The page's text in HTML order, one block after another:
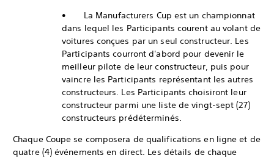
• La Manufacturers Cup est un championnat
dans lequel les Participants courent au volant de
voitures conçues par un seul constructeur. Les
Participants courront d'abord pour devenir le
meilleur pilote de leur constructeur, puis pour
vaincre les Participants représentant les autres
constructeurs. Les Participants choisiront leur
constructeur parmi une liste de vingt-sept (27)
constructeurs prédéterminés.
Chaque Coupe se composera de qualifications en ligne et de
quatre (4) événements en direct. Les détails de chaque